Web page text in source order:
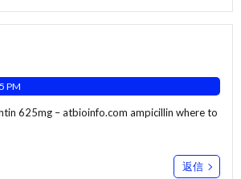
PM
625mg –atbioinfo.com ampicillin where to
返信